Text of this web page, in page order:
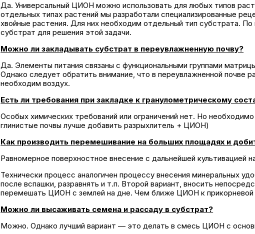
Да. Универсальный ЦИОН можно использовать для любых типов
отдельных типах растений мы разработали специализированные
хвойные растения. Для них необходим отдельный тип субстрата.
субстрат для решения этой задачи.
Можно ли закладывать субстрат в переувлажненную почву?
Да. Элементы питания связаны с функциональными группами
Однако следует обратить внимание, что в переувлажненной почве
необходим воздух.
Есть ли требования при закладке к гранулометрическому
Особых химических требований или ограничений нет. Но
глинистые почвы лучше добавить разрыхлитель + ЦИОН)
Как производить перемешивание на больших площадях и
Равномерное поверхностное внесение с дальнейшей культивацией
Технически процесс аналогичен процессу внесения минеральных
после вспашки, разравнять и т.п. Второй вариант, вносить
перемешать ЦИОН с землей на дне. Чем ближе ЦИОН к прикорневой
Можно ли высаживать семена и рассаду в субстрат?
Можно. Однако лучший вариант — это делать в смесь ЦИОН с